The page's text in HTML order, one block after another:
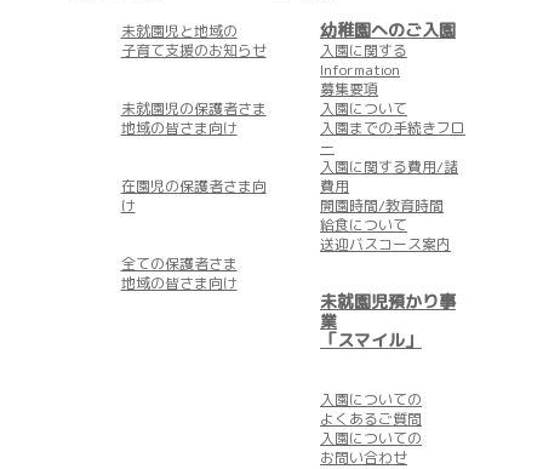
未就園児と地域の
子育て支援のお知らせ
未就園児の保護者さま
地域の皆さま向け
在園児の保護者さま向
け
全ての保護者さま
地域の皆さま向け
幼稚園へのご入園
入園に関する
Information
募集要項
入園について
入園までの手続きフロ
ー
入園に関する費用/諸
費用
開園時間/教育時間
給食について
送迎バスコース案内
未就園児預かり事
業
「スマイル」
入園についての
よくあるご質問
入園についての
お問い合わせ